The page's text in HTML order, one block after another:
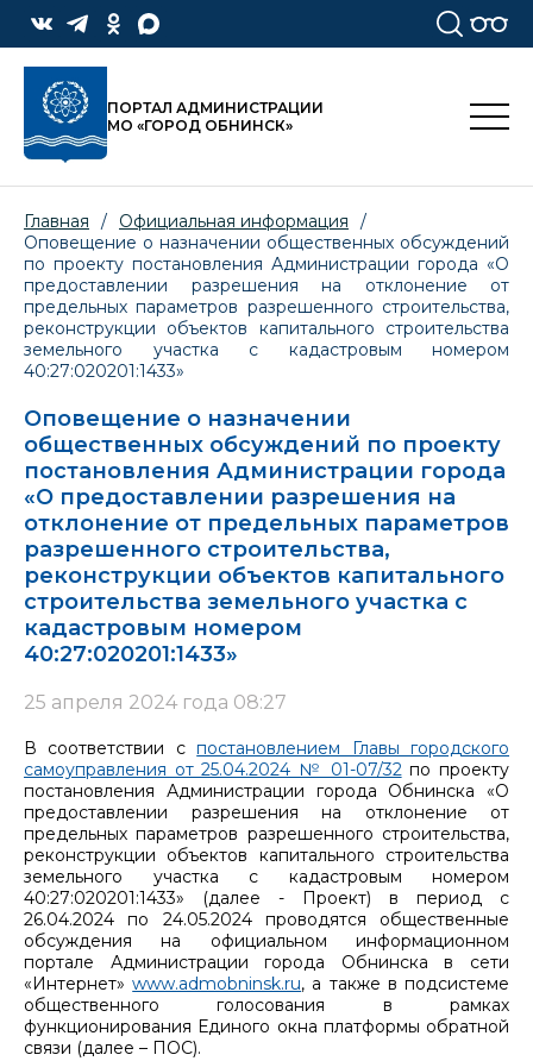
ПОРТАЛ АДМИНИСТРАЦИИ
МО «ГОРОД ОБНИНСК»
Главная / Официальная информация
/
Оповещение о назначении общественных обсуждений
по проекту постановления Администрации города «О
предоставлении разрешения на отклонение от
предельных параметров разрешенного строительства,
реконструкции объектов капитального строительства
земельного участка с кадастровым номером
40:27:020201:1433»
Оповещение о назначении
общественных обсуждений по проекту
постановления Администрации города
«О предоставлении разрешения на
отклонение от предельных параметров
разрешенного строительства,
реконструкции объектов капитального
строительства земельного участка с
кадастровым номером
40:27:020201:1433»
25 апреля 2024 года 08:27
В соответствии спостановлением Главы городского
самоуправления от 25.04.2024 № 01-07/32по проекту
постановления Администрации города Обнинска «О
предоставлении разрешения на отклонение от
предельных параметров разрешенного строительства,
реконструкции объектов капитального строительства
земельного участка с кадастровым номером
40:27:020201:1433» (далее - Проект) в период с
26.04.2024 по 24.05.2024 проводятся общественные
обсуждения на официальном информационном
портале Администрации города Обнинска в сети
«Интернет»www.admobninsk.ru, а также в подсистеме
общественного голосования в рамках
функционирования Единого окна платформы обратной
связи (далее – ПОС).